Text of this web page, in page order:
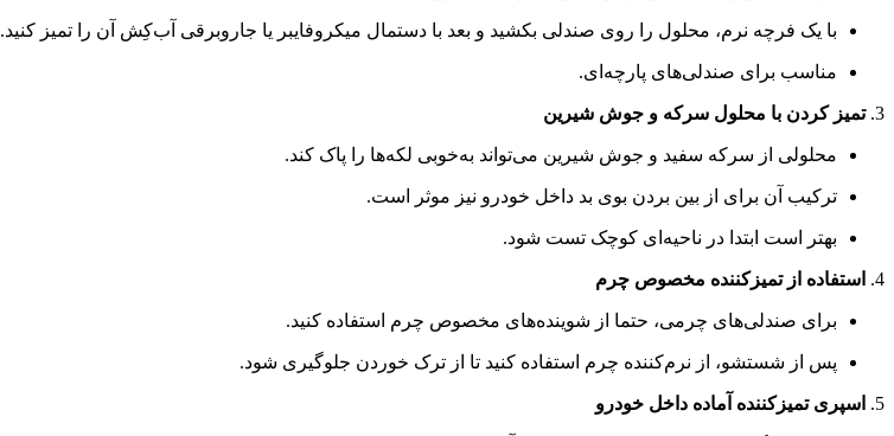
با یک فرچه نرم، محلول را روی صندلی بکشید و بعد با دستمال میکروفایبر یا جاروبرقی آب‌کِش آن را تمیز کنید.
مناسب برای صندلی‌های پارچه‌ای.
3. تمیز کردن با محلول سرکه و جوش شیرین
محلولی از سرکه سفید و جوش شیرین می‌تواند به‌خوبی لکه‌ها را پاک کند.
ترکیب آن برای از بین بردن بوی بد داخل خودرو نیز موثر است.
بهتر است ابتدا در ناحیه‌ای کوچک تست شود.
4. استفاده از تمیزکننده مخصوص چرم
برای صندلی‌های چرمی، حتما از شوینده‌های مخصوص چرم استفاده کنید.
پس از شستشو، از نرم‌کننده چرم استفاده کنید تا از ترک خوردن جلوگیری شود.
5. اسپری تمیزکننده آماده داخل خودرو